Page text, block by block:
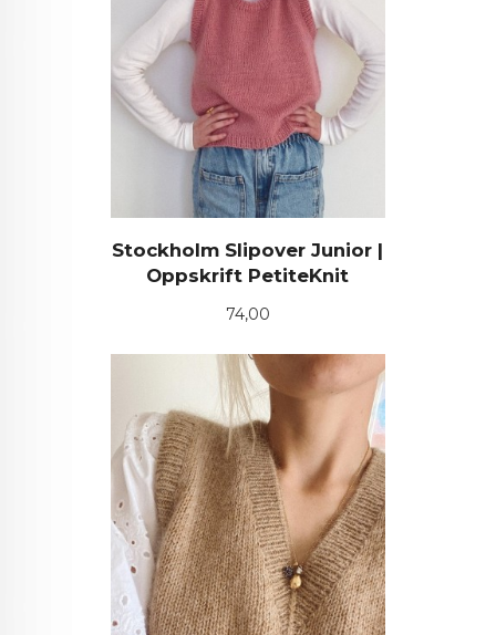
Stockholm Slipover Junior |
Oppskrift PetiteKnit
Pris
74,00